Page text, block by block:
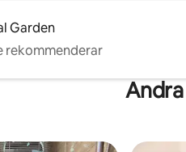
Garden
rekommenderar